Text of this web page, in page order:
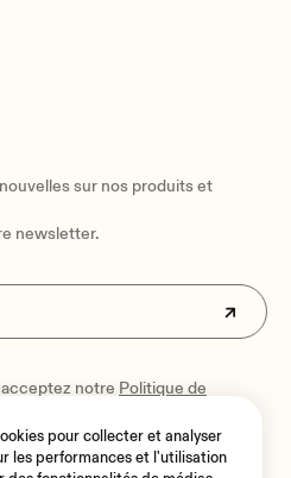
sur nos produits et
newsletter.
notre Politique de
pour collecter et analyser
les performances et l'utilisation